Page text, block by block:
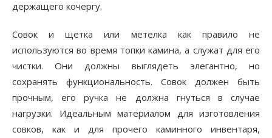
держащего кочергу.
Совок и щетка или метелка как правило не
используются во время топки камина, а служат для его
чистки. Они должны выглядеть элегантно, но
сохранять функциональность. Совок должен быть
прочным, его ручка не должна гнуться в случае
нагрузки. Идеальным материалом для изготовления
совков, как и для прочего каминного инвентаря,